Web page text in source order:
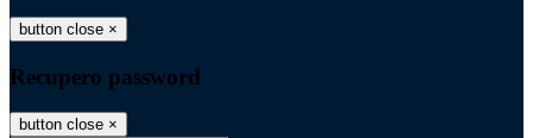
button close ×
Recupero password
button close ×